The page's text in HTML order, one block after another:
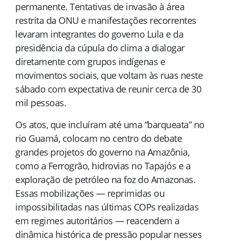
permanente. Tentativas de invasão à área
restrita da ONU e manifestações recorrentes
levaram integrantes do governo Lula e da
presidência da cúpula do clima a dialogar
diretamente com grupos indígenas e
movimentos sociais, que voltam às ruas neste
sábado com expectativa de reunir cerca de 30
mil pessoas.
Os atos, que incluíram até uma “barqueata” no
rio Guamá, colocam no centro do debate
grandes projetos do governo na Amazônia,
como a Ferrogrão, hidrovias no Tapajós e a
exploração de petróleo na foz do Amazonas.
Essas mobilizações — reprimidas ou
impossibilitadas nas últimas COPs realizadas
em regimes autoritários — reacendem a
dinâmica histórica de pressão popular nesses